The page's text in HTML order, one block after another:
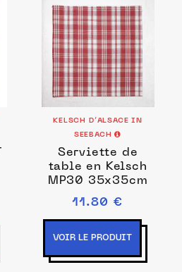
KELSCH D’ALSACE IN
SEEBACH
Serviette de
table en Kelsch
MP30 35x35cm
11.80 €
VOIR LE PRODUIT